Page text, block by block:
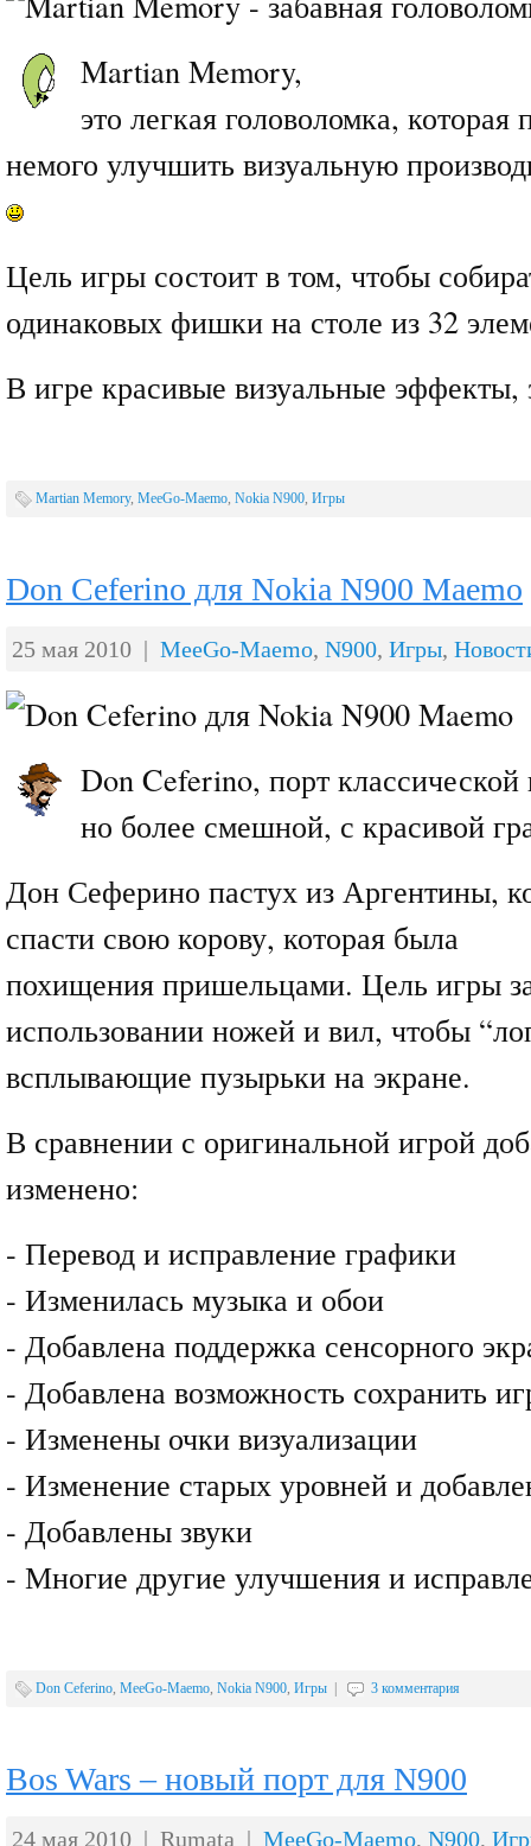
Martian Memory,
это легкая головоломка,
немого улучшить визуальную
Цель игры состоит в том, чтобы
одинаковых фишки на столе из 32
В игре красивые визуальные эффекты,
Martian Memory, MeeGo-Maemo, Nokia N900, Игры
Don Ceferino для Nokia N900 Maemo
25 мая 2010 | MeeGo-Maemo, N900, Игры,
Don Ceferino, порт
но более смешной, с красивой
Дон Сеферино пастух из Аргентины,
спасти свою корову, которая была
похищения пришельцами. Цель игры
использовании ножей и вил, чтобы
всплывающие пузырьки на экране.
В сравнении с оригинальной игрой
изменено:
- Перевод и исправление графики
- Изменилась музыка и обои
- Добавлена поддержка сенсорного
- Добавлена возможность сохранить
- Изменены очки визуализации
- Изменение старых уровней и
- Добавлены звуки
- Многие другие улучшения и
Don Ceferino, MeeGo-Maemo, Nokia N900, Игры 3 комментария
Bos Wars – новый порт для N900
24 мая 2010 | Rumata | MeeGo-Maemo, N900,